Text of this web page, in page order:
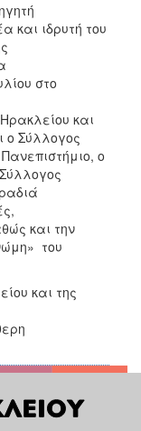
ιδρυτή του
στο
και
ο Σύλλογος
ο
και την
του
και της